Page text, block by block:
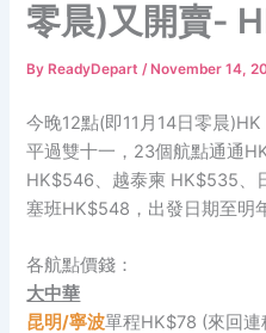
零晨)又開賣-
By ReadyDepart/ November 14,
今晚12點(即11月14日零晨
平過雙十一，23個航點通通
HK$546、越泰柬 HK$535、
塞班HK$548，出發日期至明
各航點價錢：
大中華
昆明/寧波單程HK$78 (來回